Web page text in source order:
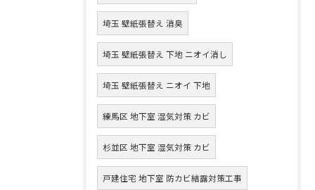
埼玉 壁紙張替え 消臭
埼玉 壁紙張替え 下地 ニオイ消し
埼玉 壁紙張替え ニオイ 下地
練馬区 地下室 湿気対策 カビ
杉並区 地下室 湿気対策 カビ
戸建住宅 地下室 防カビ結露対策工事